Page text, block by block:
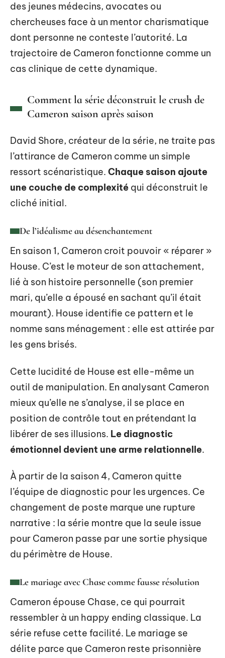
des jeunes médecins, avocates ou
chercheuses face à un mentor charismatique
dont personne ne conteste l’autorité. La
trajectoire de Cameron fonctionne comme un
cas clinique de cette dynamique.
Comment la série déconstruit le crush de
Cameron saison après saison
David Shore, créateur de la série, ne traite pas
l’attirance de Cameron comme un simple
ressort scénaristique. Chaque saison ajoute
une couche de complexité qui déconstruit le
cliché initial.
De l’idéalisme au désenchantement
En saison 1, Cameron croit pouvoir « réparer »
House. C’est le moteur de son attachement,
lié à son histoire personnelle (son premier
mari, qu’elle a épousé en sachant qu’il était
mourant). House identifie ce pattern et le
nomme sans ménagement : elle est attirée par
les gens brisés.
Cette lucidité de House est elle-même un
outil de manipulation. En analysant Cameron
mieux qu’elle ne s’analyse, il se place en
position de contrôle tout en prétendant la
libérer de ses illusions. Le diagnostic
émotionnel devient une arme relationnelle.
À partir de la saison 4, Cameron quitte
l’équipe de diagnostic pour les urgences. Ce
changement de poste marque une rupture
narrative : la série montre que la seule issue
pour Cameron passe par une sortie physique
du périmètre de House.
Le mariage avec Chase comme fausse résolution
Cameron épouse Chase, ce qui pourrait
ressembler à un happy ending classique. La
série refuse cette facilité. Le mariage se
délite parce que Cameron reste prisonnière